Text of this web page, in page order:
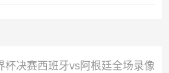
杯决赛西班牙vs阿根廷全场录像